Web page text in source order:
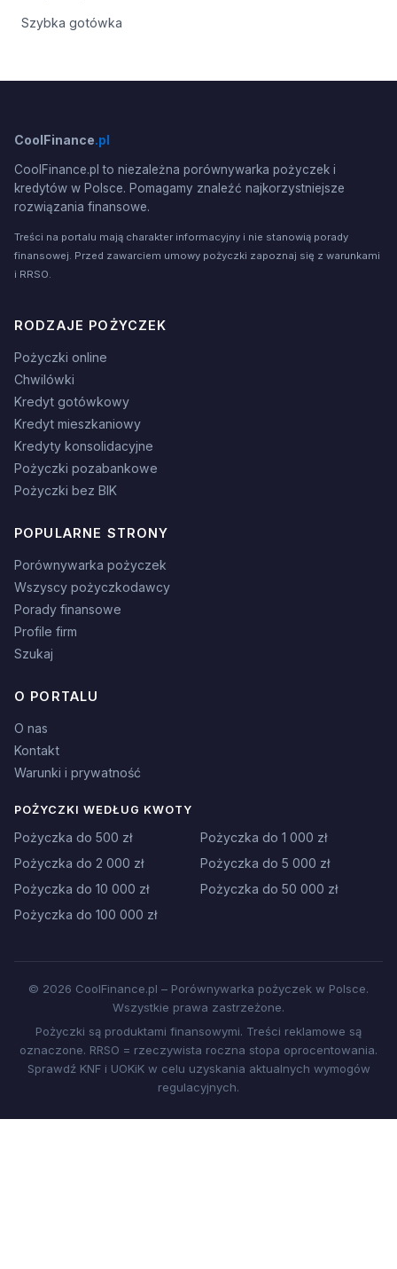
Szybka gotówka
CoolFinance.pl
CoolFinance.pl to niezależna porównywarka pożyczek i
kredytów w Polsce. Pomagamy znaleźć najkorzystniejsze
rozwiązania finansowe.
Treści na portalu mają charakter informacyjny i nie stanowią porady
finansowej. Przed zawarciem umowy pożyczki zapoznaj się z warunkami
i RRSO.
RODZAJE POŻYCZEK
Pożyczki online
Chwilówki
Kredyt gotówkowy
Kredyt mieszkaniowy
Kredyty konsolidacyjne
Pożyczki pozabankowe
Pożyczki bez BIK
POPULARNE STRONY
Porównywarka pożyczek
Wszyscy pożyczkodawcy
Porady finansowe
Profile firm
Szukaj
O PORTALU
O nas
Kontakt
Warunki i prywatność
POŻYCZKI WEDŁUG KWOTY
Pożyczka do 500 zł
Pożyczka do 1 000 zł
Pożyczka do 2 000 zł
Pożyczka do 5 000 zł
Pożyczka do 10 000 zł
Pożyczka do 50 000 zł
Pożyczka do 100 000 zł
© 2026 CoolFinance.pl – Porównywarka pożyczek w Polsce.
Wszystkie prawa zastrzeżone.
Pożyczki są produktami finansowymi. Treści reklamowe są
oznaczone. RRSO = rzeczywista roczna stopa oprocentowania.
Sprawdź KNF i UOKiK w celu uzyskania aktualnych wymogów
regulacyjnych.